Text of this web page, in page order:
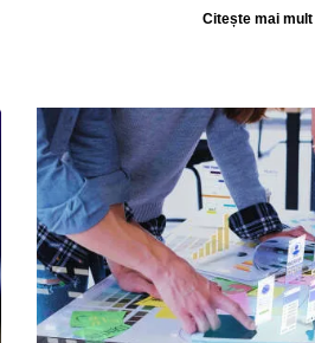
Citește mai mult